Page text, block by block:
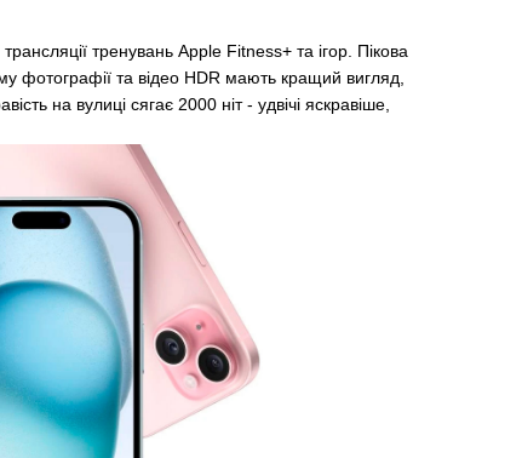
тренувань Apple Fitness+ та ігор. Пікова
фотографії та відео HDR мають кращий вигляд,
на вулиці сягає 2000 ніт - удвічі яскравіше,